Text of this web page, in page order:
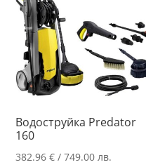
Водоструйка Predator
160
382.96€ / 749.00 лв.